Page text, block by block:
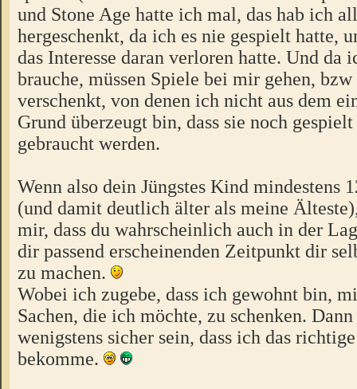
und Stone Age hatte ich mal, das hab ich
hergeschenkt, da ich es nie gespielt hatte,
das Interesse daran verloren hatte. Und da
brauche, müssen Spiele bei mir gehen,
verschenkt, von denen ich nicht aus dem
Grund überzeugt bin, dass sie noch
gebraucht werden.
Wenn also dein Jüngstes Kind mindestens
(und damit deutlich älter als meine
mir, dass du wahrscheinlich auch in der
dir passend erscheinenden Zeitpunkt dir
zu machen.
Wobei ich zugebe, dass ich gewohnt bin,
Sachen, die ich möchte, zu schenken.
wenigstens sicher sein, dass ich das
bekomme.